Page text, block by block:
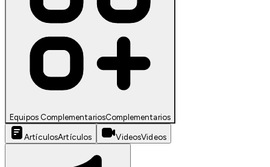
Equipos ComplementariosComplementarios
ArtículosArtículos VideosVideos